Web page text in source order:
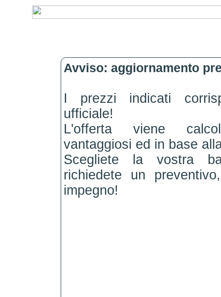
Avviso: aggiornamento
I prezzi indicati
ufficiale!
L'offerta viene
vantaggiosi ed in base
Scegliete la vostra
richiedete un
impegno!